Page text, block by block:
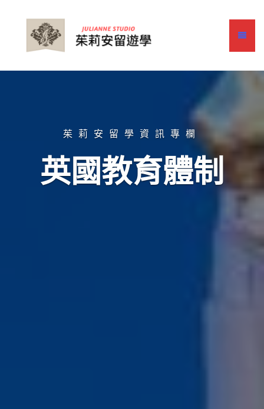
茱莉安留學資訊專欄
英國教育體制